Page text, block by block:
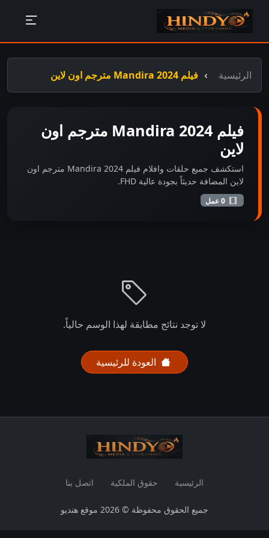
الرئيسية فيلم Mandira 2024 مترجم اون لاين
فيلم Mandira 2024 مترجم اون
لاين
استكشف جميع حلقات وافلام فيلم Mandira 2024 مترجم اون
لاين المضافة حديثاً بجودة عالية FHD.
لا توجد نتائج مطابقة لهذا الوسم حالياً.
العودة للرئيسية
الرئيسية حقوق الملكية اتصل بنا
جميع الحقوق محفوظة © 2026 موقع هنديو